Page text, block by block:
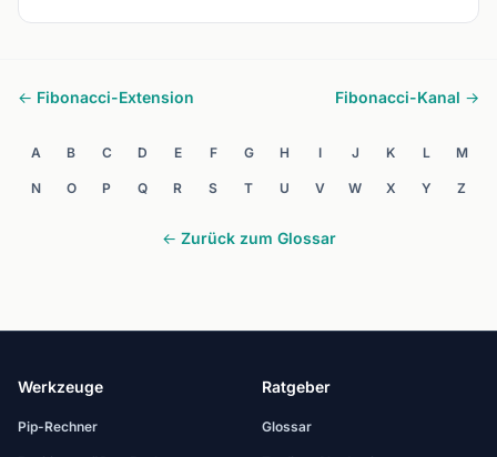
← Fibonacci-Extension Fibonacci-Kanal →
A B C D E F G H I J K L M
N O P Q R S T U V W X Y Z
← Zurück zum Glossar
Werkzeuge
Pip-Rechner
Ratgeber
Glossar